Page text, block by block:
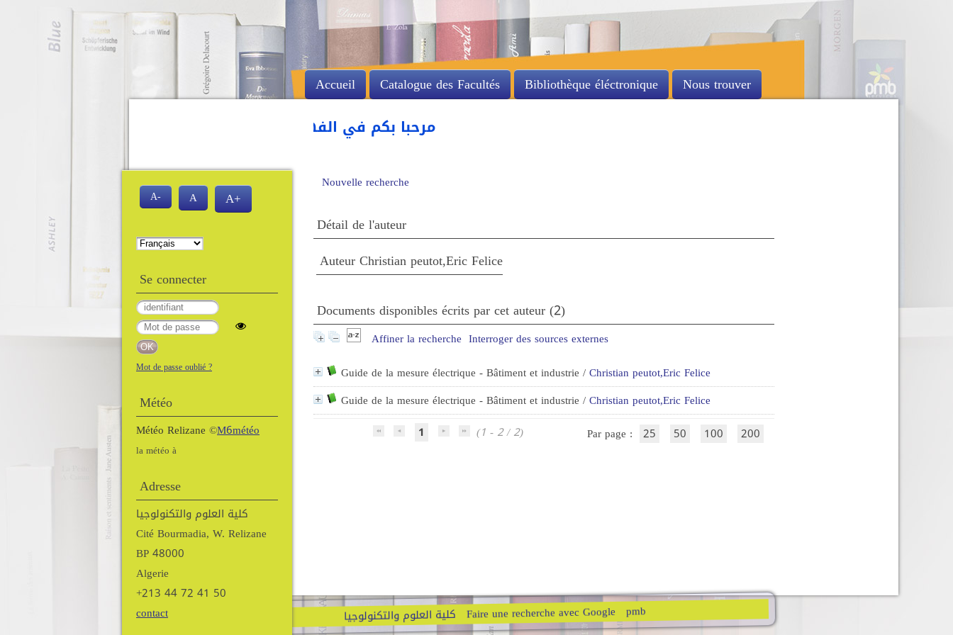
مرحبا بكم في الفهرس الآلي للمكتبة لكلية العلوم و التكنولوجيا
Nouvelle recherche
Détail de l'auteur
Auteur Christian peutot,Eric Felice
Documents disponibles écrits par cet auteur (2)
Affiner la recherche Interroger des sources externes
Guide de la mesure électrique - Bâtiment et industrie /Christian peutot,Eric Felice
Guide de la mesure électrique - Bâtiment et industrie /Christian peutot,Eric Felice
1
(1 - 2 / 2) Par page : 25 50 100 200
كلية العلوم والتكنولوجيا Faire une recherche avec Google pmb
Accueil Catalogue des Facultés Bibliothèque éléctronique Nous trouver
A- A A+
Se connecter
Mot de passe oublié ?
Météo
Météo Relizane ©M6météo
la météo à
Adresse
كلية العلوم والتكنولوجيا
Cité Bourmadia, W. Relizane
BP 48000
Algerie
+213 44 72 41 50
contact